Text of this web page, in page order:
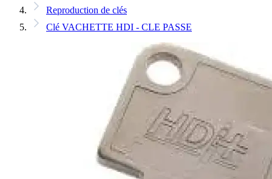
Reproduction de clés
Clé VACHETTE HDI - CLE PASSE